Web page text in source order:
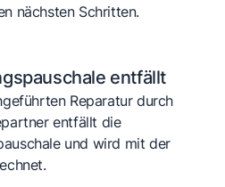
nächsten Schritten.
entfällt
Reparatur durch
entfällt die
und wird mit der